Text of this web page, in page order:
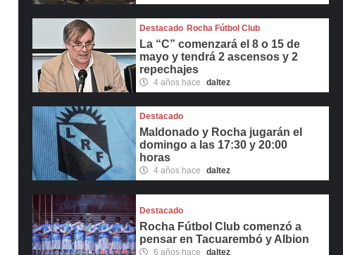
Destacado Rocha Fútbol Club
La “C” comenzará el 8 o 15 de
mayo y tendrá 2 ascensos y 2
repechajes
4 años hace daltez
Destacado
Maldonado y Rocha jugarán el
domingo a las 17:30 y 20:00
horas
4 años hace daltez
Destacado
Rocha Fútbol Club comenzó a
pensar en Tacuarembó y Albion
6 años hace daltez